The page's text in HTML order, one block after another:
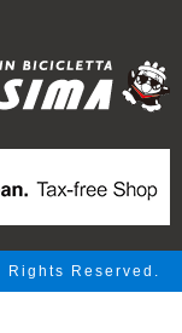
Rights Reserved.